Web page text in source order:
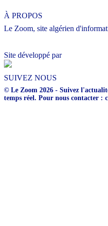
À PROPOS
Le Zoom, site algérien
Site développé par
SUIVEZ NOUS
© Le Zoom 2026 - Suivez
temps réel. Pour nous contacter :